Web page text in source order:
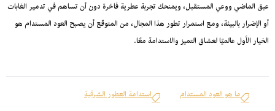
عبق الماضي ووعي المستقبل، ويمنحك تجربة عطرية فاخرة دون أن تساهم في تدمير الغابات
أو الإضرار بالبيئة، ومع استمرار تطور هذا المجال، من المتوقع أن يصبح العود المستدام هو
الخيار الأول عالميًا لعشاق التميز والاستدامة معًا.
ما هو العود المستدام
استدامة العطور الشرقية